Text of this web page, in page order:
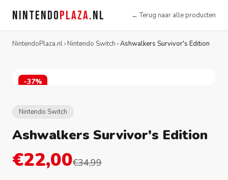
NINTENDOPLAZA.NL ← Terug naar alle producten
NintendoPlaza.nl› Nintendo Switch ›Ashwalkers Survivor's Edition
-37%
Nintendo Switch
Ashwalkers Survivor's Edition
€22,00€34,99